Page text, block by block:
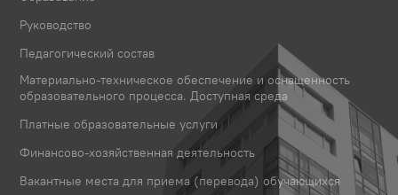
Руководство
Педагогический состав
Материально-техническое обеспечение и оснащенность
образовательного процесса. Доступная среда
Платные образовательные услуги
Финансово-хозяйственная деятельность
Вакантные места для приема (перевода) обучающихся